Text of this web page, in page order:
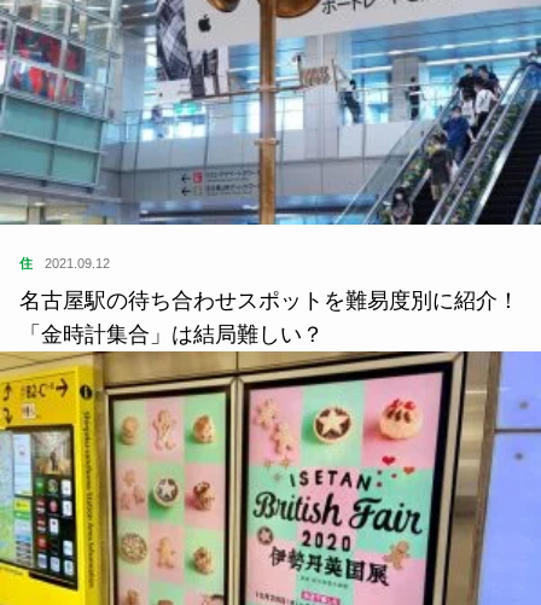
いいね または フォローしてね！
Follow Me
よかったらシェアしてね
関連記事
2019.04.05
大都市・名古屋で 村づくり？ 『On-Co』がつく
る、 懐かしくて新しいコミュニティ。